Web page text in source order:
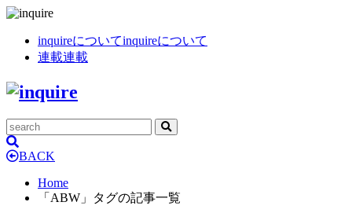
inquireについてinquireについて
連載連載
BACK
Home
「ABW」タグの記事一覧